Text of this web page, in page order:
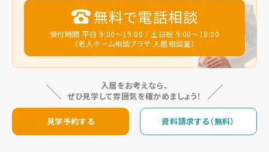
無料で電話相談
受付時間 平日 9:00～19:00 / 土日祝 9:00～18:00
（老人ホーム相談プラザ 入居相談室）
入居をお考えなら、
ぜひ見学して雰囲気を確かめましょう！
見学予約する 資料請求する（無料）